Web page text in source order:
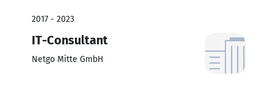
2017 - 2023
IT-Consultant
Netgo Mitte GmbH